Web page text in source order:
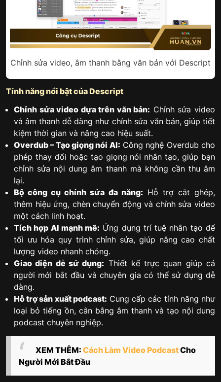
Chỉnh sửa video, âm thanh bằng văn bản với Descript
Tính năng nổi bật của Descript
Chỉnh sửa video dựa trên văn bản: Chỉnh sửa video
và âm thanh dễ dàng như chỉnh sửa văn bản, giúp tiết
kiệm thời gian và nâng cao hiệu suất.
Overdub – Tạo giọng nói AI: Công nghệ Overdub cho
phép thay đổi hoặc tạo giọng nói nhân tạo, giúp bạn
chỉnh sửa nội dung âm thanh mà không cần thu âm
lại.
Bộ công cụ chỉnh sửa đa năng: Hỗ trợ cắt ghép,
thêm hiệu ứng, chèn chuyển động và chỉnh sửa video
một cách linh hoạt.
Tích hợp AI mạnh mẽ: Ứng dụng trí tuệ nhân tạo để
tối ưu hóa quy trình chỉnh sửa, giúp nâng cao chất
lượng video nhanh chóng.
Giao diện dễ sử dụng: Thiết kế trực quan giúp cả
người mới bắt đầu và chuyên gia có thể sử dụng dễ
dàng.
Hỗ trợ sản xuất podcast: Cung cấp các tính năng như
loại bỏ tiếng ồn, cân bằng âm thanh và tạo nội dung
podcast chuyên nghiệp.
XEM THÊM: Cách Làm Video PodcastCho
Người Mới Bắt Đầu